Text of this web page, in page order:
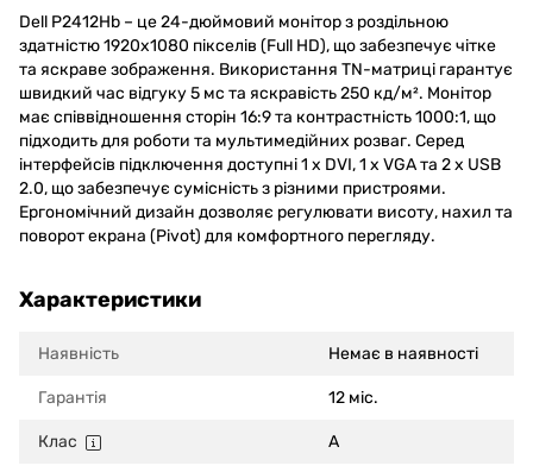
Dell P2412Hb – це 24-дюймовий монітор з роздільною
здатністю 1920x1080 пікселів (Full HD), що забезпечує чітке
та яскраве зображення. Використання TN-матриці гарантує
швидкий час відгуку 5 мс та яскравість 250 кд/м². Монітор
має співвідношення сторін 16:9 та контрастність 1000:1, що
підходить для роботи та мультимедійних розваг. Серед
інтерфейсів підключення доступні 1 x DVI, 1 x VGA та 2 x USB
2.0, що забезпечує сумісність з різними пристроями.
Ергономічний дизайн дозволяє регулювати висоту, нахил та
поворот екрана (Pivot) для комфортного перегляду.
Характеристики
Наявність Немає в наявності
Гарантія 12 міс.
Клас A